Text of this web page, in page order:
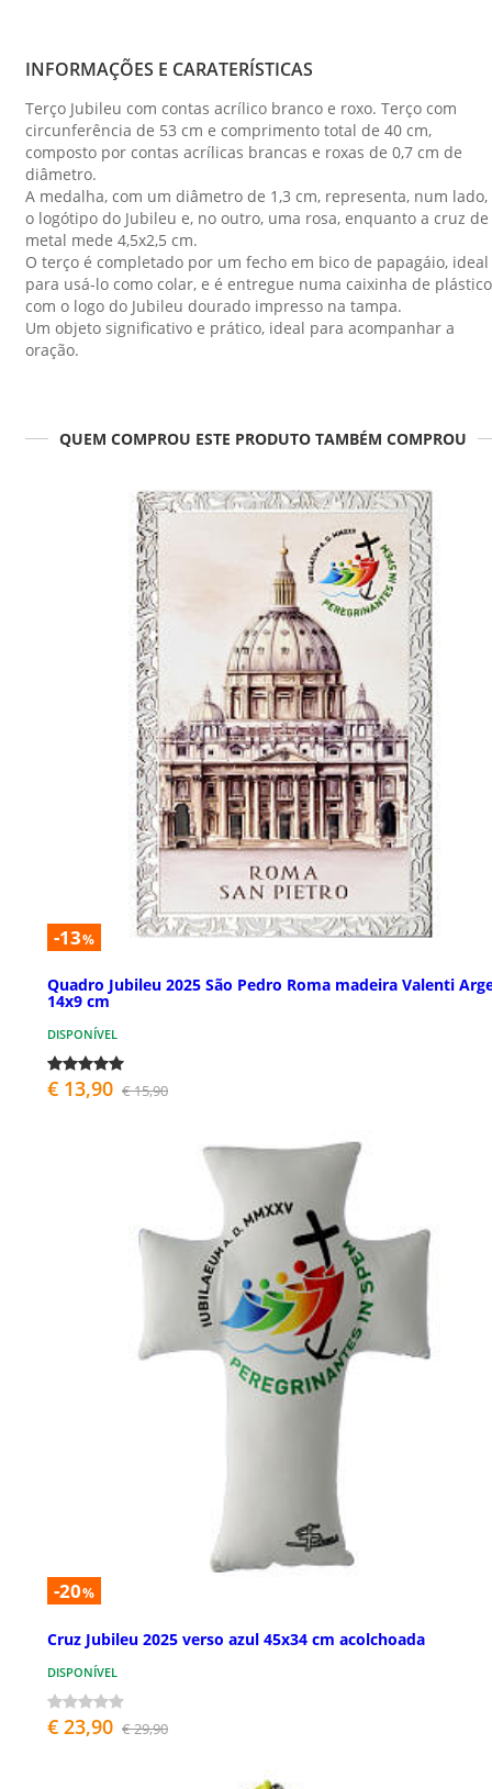
INFORMAÇÕES E CARATERÍSTICAS
Terço Jubileu com contas acrílico branco e roxo. Terço com
circunferência de 53 cm e comprimento total de 40 cm,
composto por contas acrílicas brancas e roxas de 0,7 cm de
diâmetro.
A medalha, com um diâmetro de 1,3 cm, representa, num lado,
o logótipo do Jubileu e, no outro, uma rosa, enquanto a cruz de
metal mede 4,5x2,5 cm.
O terço é completado por um fecho em bico de papagáio, ideal
para usá-lo como colar, e é entregue numa caixinha de plástico
com o logo do Jubileu dourado impresso na tampa.
Um objeto significativo e prático, ideal para acompanhar a
oração.
QUEM COMPROU ESTE PRODUTO TAMBÉM COMPROU
-13%
Quadro Jubileu 2025 São Pedro Roma madeira Valenti
14x9 cm
DISPONÍVEL
€ 13,90 € 15,90
-20%
Cruz Jubileu 2025 verso azul 45x34 cm acolchoada
DISPONÍVEL
€ 23,90 € 29,90